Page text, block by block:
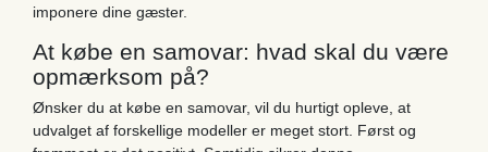
imponere dine gæster.
At købe en samovar: hvad skal du være
opmærksom på?
Ønsker du at købe en samovar, vil du hurtigt opleve, at
udvalget af forskellige modeller er meget stort. Først og